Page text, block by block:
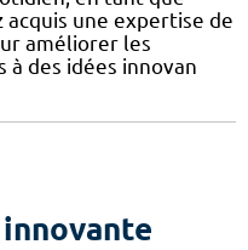
acquis une expertise de
améliorer les
à des idées innovan